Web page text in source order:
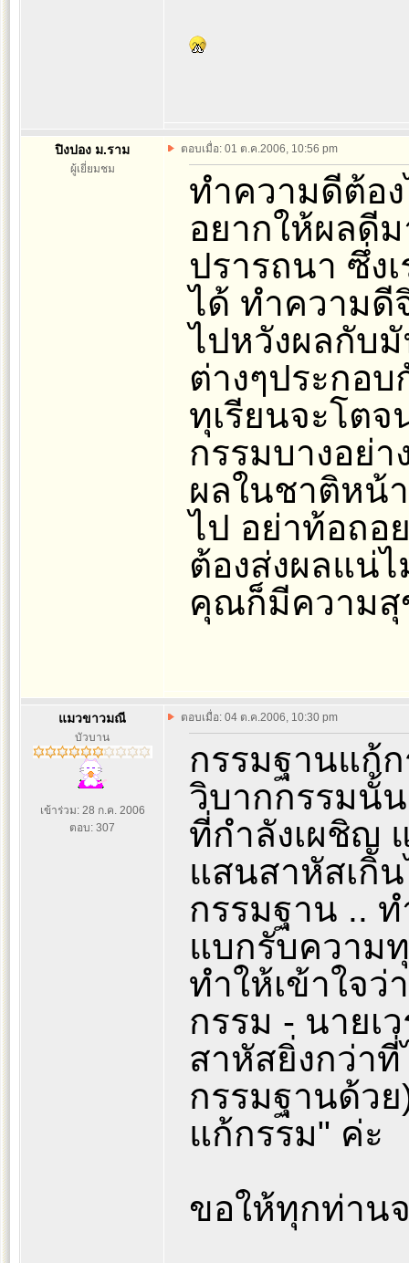
ปิงปอง ม.ราม
ผู้เยี่ยมชม
ตอบเมื่อ: 01 ต.ค.2006, 10:56 pm
ทำความดีต้อ
อยากให้ผลดี
ปรารถนา ซึ่ง
ได้ ทำความดี
ไปหวังผลกับ
ต่างๆประกอบ
ทุเรียนจะโตจ
กรรมบางอย่
ผลในชาติหน้
ไป อย่าท้อถอ
ต้องส่งผลแน่
คุณก็มีความสุ
แมวขาวมณี
บัวบาน
เข้าร่วม: 28 ก.ค. 2006
ตอบ: 307
ตอบเมื่อ: 04 ต.ค.2006, 10:30 pm
กรรมฐานแก้
วิบากกรรมนั้
ที่กำลังเผชิญ
แสนสาหัสเกิ
กรรมฐาน .. ท
แบกรับความ
ทำให้เข้าใจว่
กรรม - นายเ
สาหัสยิ่งกว่าที่
กรรมฐานด้ว
แก้กรรม" ค่ะ
ขอให้ทุกท่าน